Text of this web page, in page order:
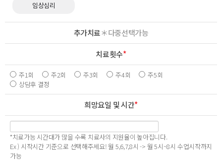
임상심리
추가치료＊다중선택가능
치료횟수*
주1회 주2회 주3회 주4회
주5회
상담후 결정
희망요일 및 시간*
*치료가능 시간대가 많을 수록 치료사의 지원율이 높아집니다.
Ex ) 시작시간 기준으로 선택해주세요! 월 5,6,7,8시 -> 월 5시~8시 수업시작까지
가능